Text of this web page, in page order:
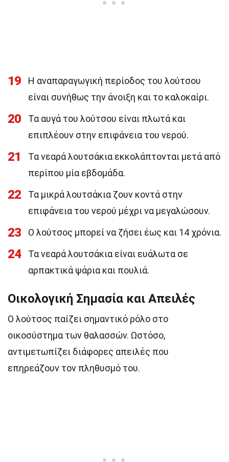
19
Η αναπαραγωγική περίοδος του λούτσου
είναι συνήθως την άνοιξη και το καλοκαίρι.
20
Τα αυγά του λούτσου είναι πλωτά και
επιπλέουν στην επιφάνεια του νερού.
21
Τα νεαρά λουτσάκια εκκολάπτονται μετά από
περίπου μία εβδομάδα.
22
Τα μικρά λουτσάκια ζουν κοντά στην
επιφάνεια του νερού μέχρι να μεγαλώσουν.
23 Ο λούτσος μπορεί να ζήσει έως και 14 χρόνια.
24
Τα νεαρά λουτσάκια είναι ευάλωτα σε
αρπακτικά ψάρια και πουλιά.
Οικολογική Σημασία και Απειλές
Ο λούτσος παίζει σημαντικό ρόλο στο
οικοσύστημα των θαλασσών. Ωστόσο,
αντιμετωπίζει διάφορες απειλές που
επηρεάζουν τον πληθυσμό του.